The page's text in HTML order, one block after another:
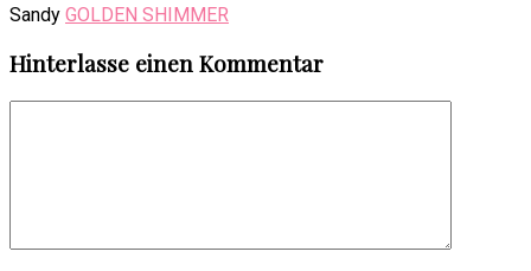
Sandy GOLDEN SHIMMER
Hinterlasse einen Kommentar